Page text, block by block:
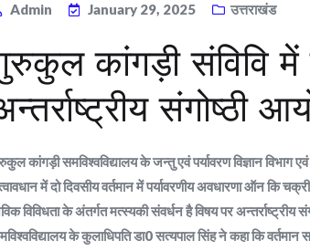
Admin January 29, 2025 उत्तराखंड
कांगड़ी संविवि में
संगोष्ठी
कांगड़ी समविश्वविद्यालय के जन्तु एवं पर्यावरण विज्ञान
में दो दिवसीय वर्तमान में पर्यावरणीय अवधारणा ऑन कि
विविधता के अंतर्गत मत्स्यकी संवर्धन है विषय पर अन्तर्राष्ट्रीय
के कुलाधिपति डा0 सत्यपाल सिंह ने कहा कि वर्तमान